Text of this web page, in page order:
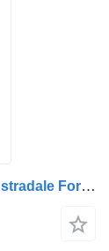
Fanale Ford JC4613W029AH per trattore stradale Ford F-MAX